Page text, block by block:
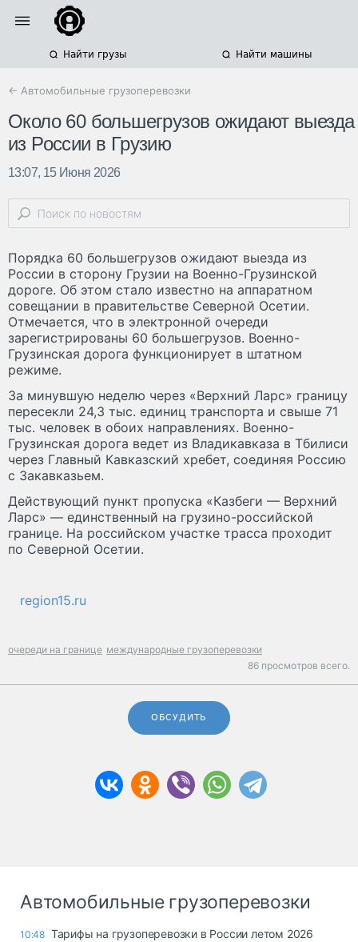
Найти грузы Найти машины
← Автомобильные грузоперевозки
Около 60 большегрузов ожидают выезда
из России в Грузию
13:07, 15 Июня 2026
Порядка 60 большегрузов ожидают выезда из
России в сторону Грузии на Военно-Грузинской
дороге. Об этом стало известно на аппаратном
совещании в правительстве Северной Осетии.
Отмечается, что в электронной очереди
зарегистрированы 60 большегрузов. Военно-
Грузинская дорога функционирует в штатном
режиме.
За минувшую неделю через «Верхний Ларс» границу
пересекли 24,3 тыс. единиц транспорта и свыше 71
тыс. человек в обоих направлениях. Военно-
Грузинская дорога ведет из Владикавказа в Тбилиси
через Главный Кавказский хребет, соединяя Россию
с Закавказьем.
Действующий пункт пропуска «Казбеги — Верхний
Ларс» — единственный на грузино-российской
границе. На российском участке трасса проходит
по Северной Осетии.
region15.ru
очереди на границе международные грузоперевозки
86 просмотров всего.
ОБСУДИТЬ
Автомобильные грузоперевозки
10:48 Тарифы на грузоперевозки в России летом 2026